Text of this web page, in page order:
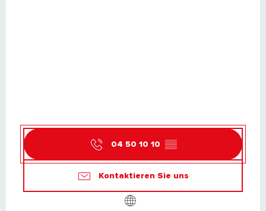
04 50 10 10 ▒▒
Kontaktieren Sie uns